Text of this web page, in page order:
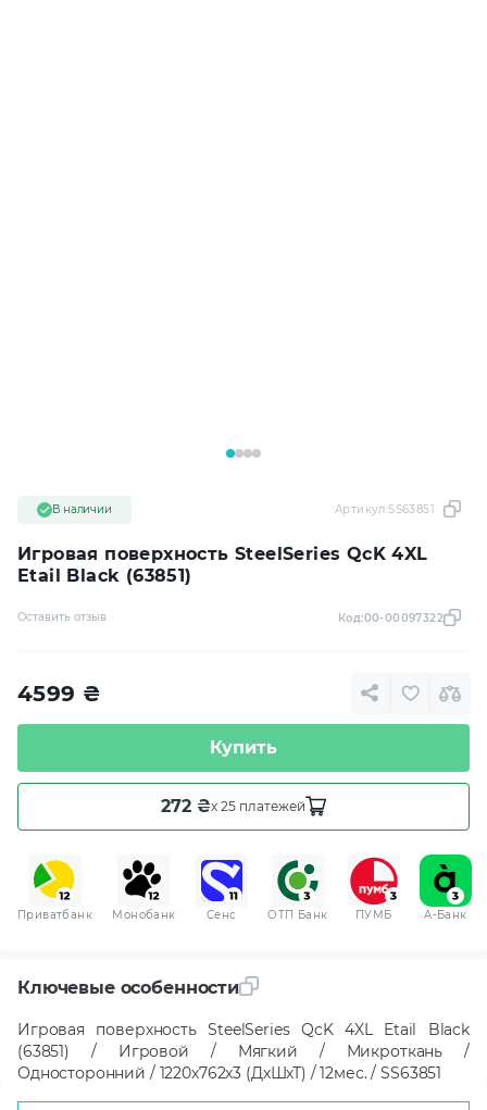
Игровая поверхность SteelSeries QcK 4XL
Etail Black (63851)
В наличии Артикул:SS63851
Оставить отзыв Код:00-00097322
4599 ₴
Купить
272 ₴x 25 платежей
Приватбанк Монобанк Сенс ОТП Банк ПУМБ A-Банк
Ключевые особенности
Игровая поверхность SteelSeries QcK 4XL Etail Black
(63851) / Игровой / Мягкий / Микроткань /
Односторонний / 1220x762x3 (ДхШхТ) / 12мес. / SS63851